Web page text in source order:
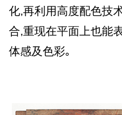
化,再利用高度配色技
合,重现在平面上也能
体感及色彩｡